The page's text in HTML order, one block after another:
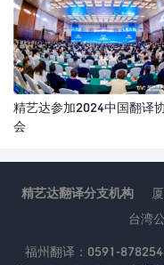
精艺达参加2024中国翻译
会
精艺达翻译分支机构
台湾
福州翻译：0591-